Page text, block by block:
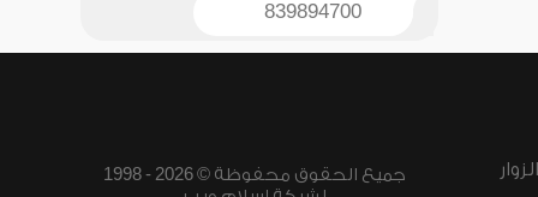
839894700
جميع الحقوق محفوظة © 2026 - 1998